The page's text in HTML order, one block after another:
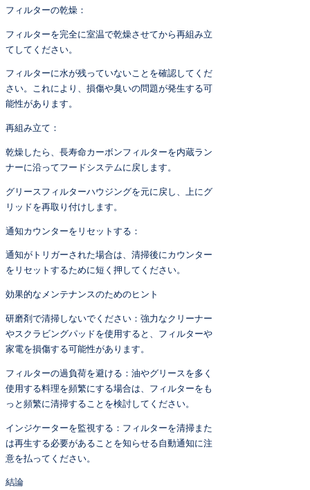
フィルターの乾燥：
フィルターを完全に室温で乾燥させてから再組み立
てしてください。
フィルターに水が残っていないことを確認してくだ
さい。これにより、損傷や臭いの問題が発生する可
能性があります。
再組み立て：
乾燥したら、長寿命カーボンフィルターを内蔵ラン
ナーに沿ってフードシステムに戻します。
グリースフィルターハウジングを元に戻し、上にグ
リッドを再取り付けします。
通知カウンターをリセットする：
通知がトリガーされた場合は、清掃後にカウンター
をリセットするために短く押してください。
効果的なメンテナンスのためのヒント
研磨剤で清掃しないでください：強力なクリーナー
やスクラビングパッドを使用すると、フィルターや
家電を損傷する可能性があります。
フィルターの過負荷を避ける：油やグリースを多く
使用する料理を頻繁にする場合は、フィルターをも
っと頻繁に清掃することを検討してください。
インジケーターを監視する：フィルターを清掃また
は再生する必要があることを知らせる自動通知に注
意を払ってください。
結論